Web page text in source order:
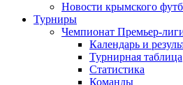
Новости крымского
Турниры
Чемпионат Премьер-
Календарь и
Турнирная таблица
Статистика
Команды